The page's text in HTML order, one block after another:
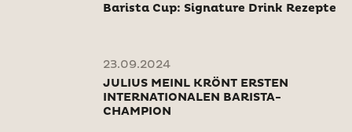
Barista Cup: Signature Drink Rezepte
23.09.2024
JULIUS MEINL KRÖNT ERSTEN
INTERNATIONALEN BARISTA-
CHAMPION